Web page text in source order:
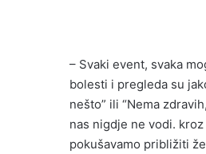
– Svaki event, svaka
bolesti i pregleda su
nešto” ili “Nema
nas nigdje ne vodi.
pokušavamo približiti